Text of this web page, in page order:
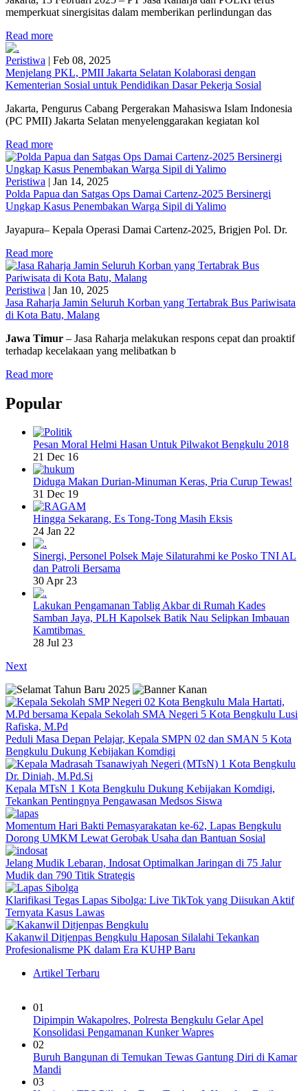
memperkuat sinergisitas dalam memberikan perlindungan das
Read more
Peristiwa | Feb 08, 2025
Menjelang PKL, PMII Jakarta Selatan Kolaborasi dengan
Kementerian Sosial untuk Pendidikan Dasar Pekerja Sosial
Jakarta, Pengurus Cabang Pergerakan Mahasiswa Islam Indonesia
(PC PMII) Jakarta Selatan menyelenggarakan kegiatan kol
Read more
Peristiwa | Jan 14, 2025
Polda Papua dan Satgas Ops Damai Cartenz-2025 Bersinergi
Ungkap Kasus Penembakan Warga Sipil di Yalimo
Jayapura– Kepala Operasi Damai Cartenz-2025, Brigjen Pol. Dr.
Read more
Peristiwa | Jan 10, 2025
Jasa Raharja Jamin Seluruh Korban yang Tertabrak Bus Pariwisata
di Kota Batu, Malang
Jawa Timur – Jasa Raharja melakukan respons cepat dan proaktif
terhadap kecelakaan yang melibatkan b
Read more
Popular
Pesan Moral Helmi Hasan Untuk Pilwakot Bengkulu 2018
21 Dec 16
Diduga Makan Durian-Minuman Keras, Pria Curup Tewas!
31 Dec 19
Hingga Sekarang, Es Tong-Tong Masih Eksis
24 Jan 22
Sinergi, Personel Polsek Maje Silaturahmi ke Posko TNI AL
dan Patroli Bersama
30 Apr 23
Lakukan Pengamanan Tablig Akbar di Rumah Kades
Samban Jaya, PLH Kapolsek Batik Nau Selipkan Imbauan
Kamtibmas
28 Jul 23
Next
Peduli Masa Depan Pelajar, Kepala SMPN 02 dan SMAN 5 Kota
Bengkulu Dukung Kebijakan Komdigi
Kepala MTsN 1 Kota Bengkulu Dukung Kebijakan Komdigi,
Tekankan Pentingnya Pengawasan Medsos Siswa
Momentum Hari Bakti Pemasyarakatan ke-62, Lapas Bengkulu
Dorong UMKM Lewat Gerobak Usaha dan Bantuan Sosial
Jelang Mudik Lebaran, Indosat Optimalkan Jaringan di 75 Jalur
Mudik dan 790 Titik Strategis
Klarifikasi Tegas Lapas Sibolga: Live TikTok yang Diisukan Aktif
Ternyata Kasus Lawas
Kakanwil Ditjenpas Bengkulu Haposan Silalahi Tekankan
Profesionalisme PK dalam Era KUHP Baru
Artikel Terbaru
01
Dipimpin Wakapolres, Polresta Bengkulu Gelar Apel
Konsolidasi Pengamanan Kunker Wapres
02
Buruh Bangunan di Temukan Tewas Gantung Diri di Kamar
Mandi
03